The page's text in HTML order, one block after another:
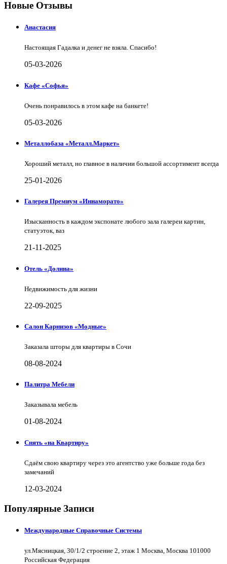
Новые Отзывы
Анастасия
Настоящая Гадалка и денег не взяла. Спасибо!
05-03-2026
Кафе «Софья»
Очень понравилось в этом кафе на банкете!
05-03-2026
Металлобаза «Металл.Маркет»
Хороший металл, но главное в наличии большой ассортимент всегда
25-01-2026
Галерея Премиум «Иннаморато»
Изысканность в каждом экспонате любого зала галереи картин,
статуэток, ваз
21-11-2025
Отель «Долина»
Недвижимость для жизни
22-09-2025
Салон Карнизов «Модные»
Заказала шторы для квартиры в Сочи
08-08-2024
Палитра Мебели
Заказывала мебель
01-08-2024
Снять «на Квартиру»
Сдаём свою квартиру через это агентство уже больше года без
замечаний
12-03-2024
Популярные Записи
Международные Справочные Системы
ул.Мясницкая, 30/1/2 строение 2, этаж 1 Москва, Москва 101000
Российская Федерация